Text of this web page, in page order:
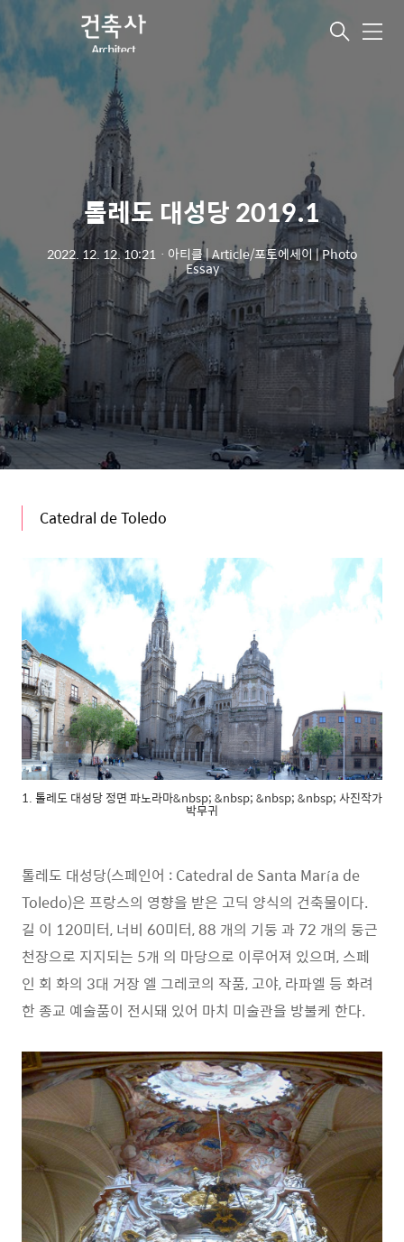
메
톨레도 대성당 2019.1
2022. 12. 12. 10:21 ㆍ 아티클 | Article/포토에세이 | Photo
Essay
Catedral de Toledo
1. 톨레도 대성당 정면 파노라마&nbsp; &nbsp; &nbsp; &nbsp; 사진작가
박무귀
톨레도 대성당(스페인어 : Catedral de Santa María de
Toledo)은 프랑스의 영향을 받은 고딕 양식의 건축물이다.
길 이 120미터, 너비 60미터, 88 개의 기둥 과 72 개의 둥근
천장으로 지지되는 5개 의 마당으로 이루어져 있으며, 스페
인 회 화의 3대 거장 엘 그레코의 작품, 고야, 라파엘 등 화려
한 종교 예술품이 전시돼 있어 마치 미술관을 방불케 한다.